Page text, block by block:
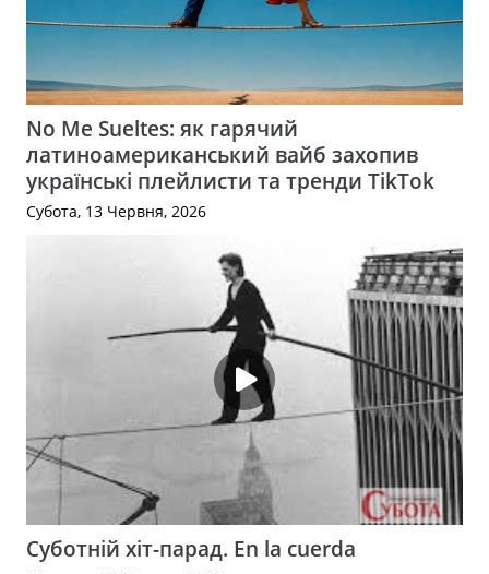
No Me Sueltes: як гарячий
латиноамериканський вайб захопив
українські плейлисти та тренди TikTok
Субота, 13 Червня, 2026
Суботній хіт-парад. En la cuerda